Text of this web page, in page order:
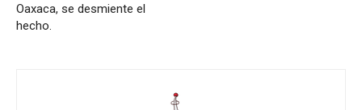
Oaxaca, se desmiente el
hecho.